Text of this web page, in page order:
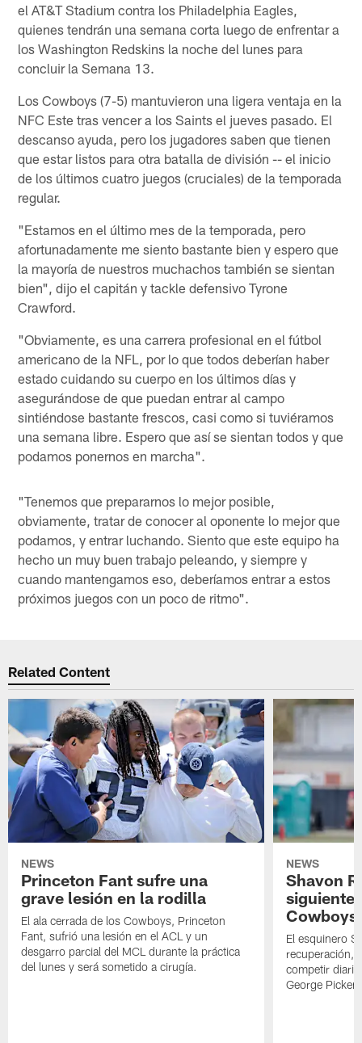
el AT&T Stadium contra los Philadelphia Eagles,
quienes tendrán una semana corta luego de enfrentar a
los Washington Redskins la noche del lunes para
concluir la Semana 13.
Los Cowboys (7-5) mantuvieron una ligera ventaja en la
NFC Este tras vencer a los Saints el jueves pasado. El
descanso ayuda, pero los jugadores saben que tienen
que estar listos para otra batalla de división -- el inicio
de los últimos cuatro juegos (cruciales) de la temporada
regular.
"Estamos en el último mes de la temporada, pero
afortunadamente me siento bastante bien y espero que
la mayoría de nuestros muchachos también se sientan
bien", dijo el capitán y tackle defensivo Tyrone
Crawford.
"Obviamente, es una carrera profesional en el fútbol
americano de la NFL, por lo que todos deberían haber
estado cuidando su cuerpo en los últimos días y
asegurándose de que puedan entrar al campo
sintiéndose bastante frescos, casi como si tuviéramos
una semana libre. Espero que así se sientan todos y que
podamos ponernos en marcha".
"Tenemos que prepararnos lo mejor posible,
obviamente, tratar de conocer al oponente lo mejor que
podamos, y entrar luchando. Siento que este equipo ha
hecho un muy buen trabajo peleando, y siempre y
cuando mantengamos eso, deberíamos entrar a estos
próximos juegos con un poco de ritmo".
Related Content
NEWS
Princeton Fant sufre una
grave lesión en la rodilla
El ala cerrada de los Cowboys, Princeton
Fant, sufrió una lesión en el ACL y un
desgarro parcial del MCL durante la práctica
del lunes y será sometido a cirugía.
NEWS
Shavon
siguiente
Cowboys
El esquinero
recuperación,
competir
George